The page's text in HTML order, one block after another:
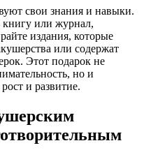
свои знания и навыки.
или журнал,
издания, которые
или содержат
Этот подарок не
но и
и развитие.